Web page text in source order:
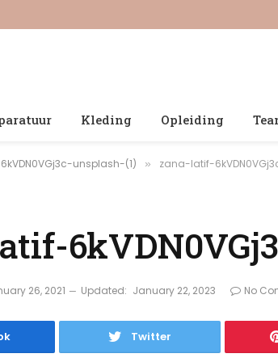
Kleding Opleiding
unsplash-(1) » zana-latif-
26, 2021 Updated: January 22, 2023 No
Twitter